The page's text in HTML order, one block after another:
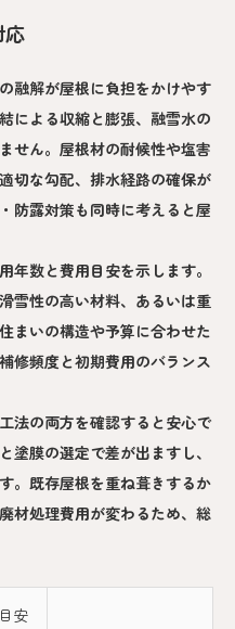
応
融解が屋根に負担をかけやす
による収縮と膨張、融雪水の
せん。屋根材の耐候性や塩害
切な勾配、排水経路の確保が
防露対策も同時に考えると屋
年数と費用目安を示します。
雪性の高い材料、あるいは重
まいの構造や予算に合わせた
修頻度と初期費用のバランス
法の両方を確認すると安心で
塗膜の選定で差が出ますし、
。既存屋根を重ね葺きするか
材処理費用が変わるため、総
安